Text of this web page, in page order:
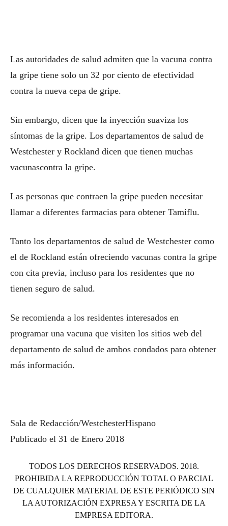
Las autoridades de salud admiten que la vacuna contra
la gripe tiene solo un 32 por ciento de efectividad
contra la nueva cepa de gripe.
Sin embargo, dicen que la inyección suaviza los
síntomas de la gripe. Los departamentos de salud de
Westchester y Rockland dicen que tienen muchas
vacunascontra la gripe.
Las personas que contraen la gripe pueden necesitar
llamar a diferentes farmacias para obtener Tamiflu.
Tanto los departamentos de salud de Westchester como
el de Rockland están ofreciendo vacunas contra la gripe
con cita previa, incluso para los residentes que no
tienen seguro de salud.
Se recomienda a los residentes interesados en
programar una vacuna que visiten los sitios web del
departamento de salud de ambos condados para obtener
más información.
Sala de Redacción/WestchesterHispano
Publicado el 31 de Enero 2018
TODOS LOS DERECHOS RESERVADOS. 2018.
PROHIBIDA LA REPRODUCCIÓN TOTAL O PARCIAL
DE CUALQUIER MATERIAL DE ESTE PERIÓDICO SIN
LA AUTORIZACIÓN EXPRESA Y ESCRITA DE LA
EMPRESA EDITORA.